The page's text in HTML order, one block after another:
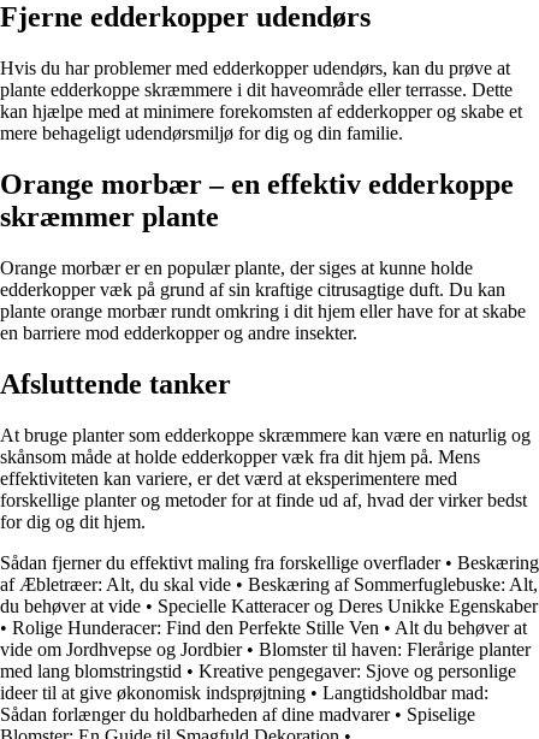
Fjerne edderkopper udendørs
Hvis du har problemer med edderkopper udendørs, kan du prøve at
plante edderkoppe skræmmere i dit haveområde eller terrasse. Dette
kan hjælpe med at minimere forekomsten af edderkopper og skabe et
mere behageligt udendørsmiljø for dig og din familie.
Orange morbær – en effektiv edderkoppe
skræmmer plante
Orange morbær er en populær plante, der siges at kunne holde
edderkopper væk på grund af sin kraftige citrusagtige duft. Du kan
plante orange morbær rundt omkring i dit hjem eller have for at skabe
en barriere mod edderkopper og andre insekter.
Afsluttende tanker
At bruge planter som edderkoppe skræmmere kan være en naturlig og
skånsom måde at holde edderkopper væk fra dit hjem på. Mens
effektiviteten kan variere, er det værd at eksperimentere med
forskellige planter og metoder for at finde ud af, hvad der virker bedst
for dig og dit hjem.
Sådan fjerner du effektivt maling fra forskellige overflader• Beskæring
af Æbletræer: Alt, du skal vide • Beskæring af Sommerfuglebuske: Alt,
du behøver at vide • Specielle Katteracer og Deres Unikke Egenskaber
• Rolige Hunderacer: Find den Perfekte Stille Ven • Alt du behøver at
vide om Jordhvepse og Jordbier• Blomster til haven: Flerårige planter
med lang blomstringstid • Kreative pengegaver: Sjove og personlige
ideer til at give økonomisk indsprøjtning • Langtidsholdbar mad:
Sådan forlænger du holdbarheden af dine madvarer• Spiselige